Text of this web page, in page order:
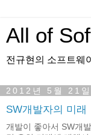
All of
전규현의 소프트웨
2012년 5월 21일
SW개발자의 미래
개발이 좋아서 SW개